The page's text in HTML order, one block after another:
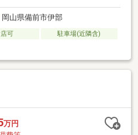
岡山県備前市伊部
可
駐車場(近隣含)
万円